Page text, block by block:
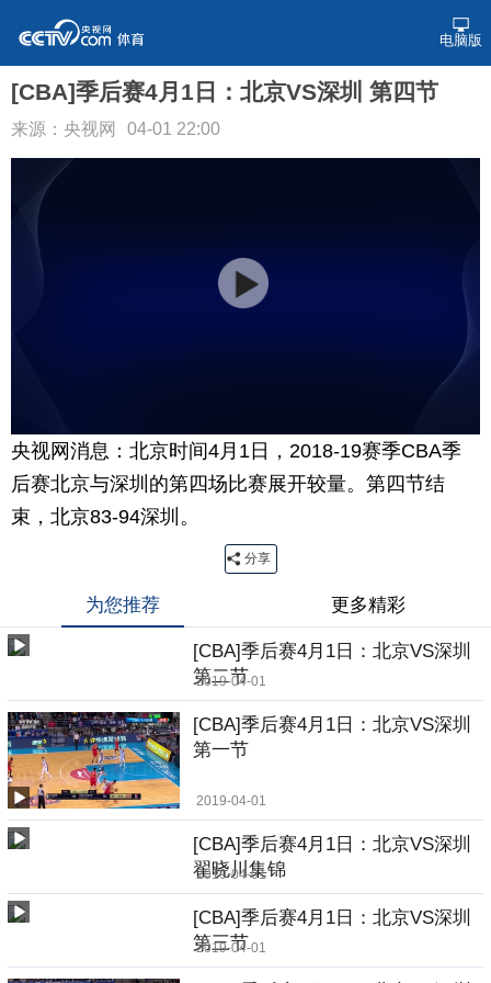
电脑版
[CBA]季后赛4月1日：北京VS深圳 第四节
来源：央视网 04-01 22:00
央视网消息：北京时间4月1日，2018-19赛季CBA季
后赛北京与深圳的第四场比赛展开较量。第四节结
束，北京83-94深圳。
分享
为您推荐 更多精彩
[CBA]季后赛4月1日：北京VS深圳
第二节
2019-04-01
[CBA]季后赛4月1日：北京VS深圳
第一节
2019-04-01
[CBA]季后赛4月1日：北京VS深圳
翟晓川集锦
2019-04-01
[CBA]季后赛4月1日：北京VS深圳
第三节
2019-04-01